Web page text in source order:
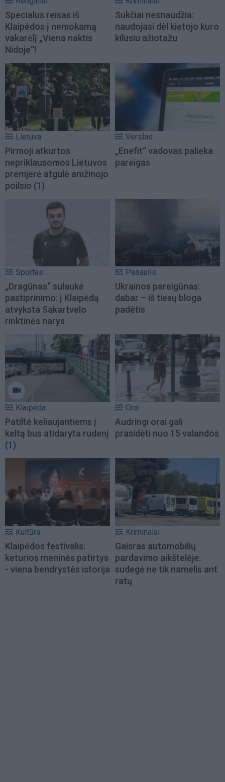
Specialus reisas iš
Klaipėdos į nemokamą
vakarėlį „Viena naktis
Nidoje“!
Sukčiai nesnaudžia:
naudojasi dėl kietojo kuro
kilusiu ažiotažu
Lietuva
Pirmoji atkurtos
nepriklausomos Lietuvos
premjerė atgulė amžinojo
poilsio (1)
Verslas
„Enefit“ vadovas palieka
pareigas
Sportas
„Dragūnas“ sulaukė
pastiprinimo: į Klaipėdą
atvyksta Sakartvelo
rinktinės narys
Pasaulis
Ukrainos pareigūnas:
dabar – iš tiesų bloga
padėtis
Klaipėda
Patiltė keliaujantiems į
keltą bus atidaryta rudenį
(1)
Orai
Audringi orai gali
prasidėti nuo 15 valandos
Kultūra
Klaipėdos festivalis:
keturios meninės patirtys
- viena bendrystės istorija
Kriminalai
Gaisras automobilių
pardavimo aikštelėje:
sudegė ne tik namelis ant
ratų